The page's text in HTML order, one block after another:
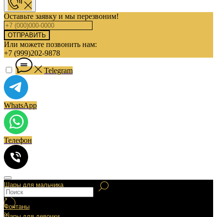
Шары для мальчика
Фонтаны
Оставьте заявку и мы перезвоним!
ОТПРАВИТЬ
Или можете позвонить нам:
+7 (999)202-9878
Telegram
WhatsApp
Телефон